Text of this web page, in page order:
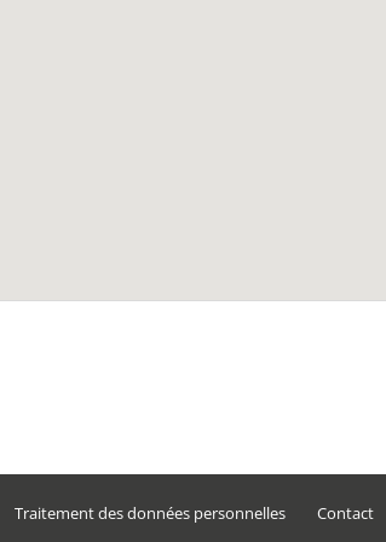
Traitement des données personnelles Contact